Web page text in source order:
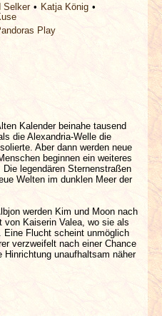
Selker
Katja König
Play
Kalender beinahe tausend
die Alexandria-Welle die
Aber dann werden neue
beginnen ein weiteres
legendären Sternenstraßen
Welten im dunklen Meer der
werden Kim und Moon nach
von Kaiserin Valea, wo sie als
Eine Flucht scheint unmöglich
verzweifelt nach einer Chance
unaufhaltsam näher